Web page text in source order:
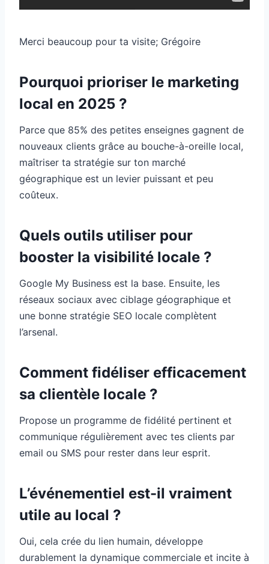
Merci beaucoup pour ta visite; Grégoire
Pourquoi prioriser le marketing
local en 2025 ?
Parce que 85% des petites enseignes gagnent de
nouveaux clients grâce au bouche-à-oreille local,
maîtriser ta stratégie sur ton marché
géographique est un levier puissant et peu
coûteux.
Quels outils utiliser pour
booster la visibilité locale ?
Google My Business est la base. Ensuite, les
réseaux sociaux avec ciblage géographique et
une bonne stratégie SEO locale complètent
l’arsenal.
Comment fidéliser efficacement
sa clientèle locale ?
Propose un programme de fidélité pertinent et
communique régulièrement avec tes clients par
email ou SMS pour rester dans leur esprit.
L’événementiel est-il vraiment
utile au local ?
Oui, cela crée du lien humain, développe
durablement la dynamique commerciale et incite à